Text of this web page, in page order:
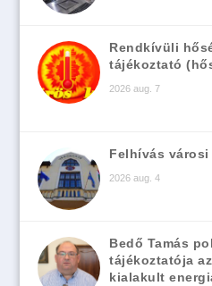
Rendkívüli
tájékoztató
2026 aug. 7
Felhívás
2026 aug. 4
Bedő Tamás
tájékoztatója
kialakult